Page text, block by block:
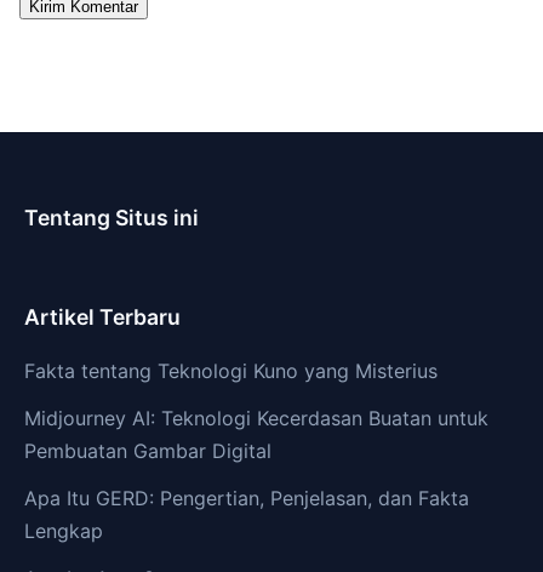
Tentang Situs ini
Artikel Terbaru
Fakta tentang Teknologi Kuno yang Misterius
Midjourney AI: Teknologi Kecerdasan Buatan untuk
Pembuatan Gambar Digital
Apa Itu GERD: Pengertian, Penjelasan, dan Fakta
Lengkap